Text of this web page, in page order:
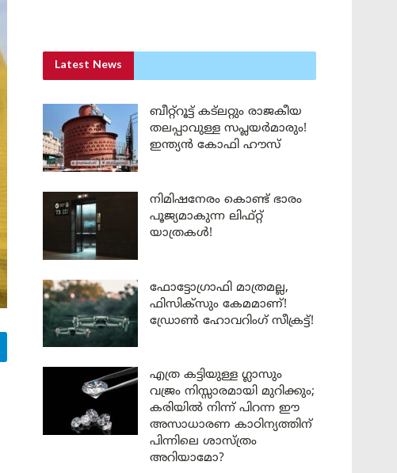
Latest News
ബീറ്റ്‌റൂട്ട് കട്‌ലറ്റും രാജകീയ
തലപ്പാവുള്ള സപ്ലയർമാരും!
ഇന്ത്യൻ കോഫി ഹൗസ്
നിമിഷനേരം കൊണ്ട് ഭാരം
പൂജ്യമാകുന്ന ലിഫ്റ്റ്
യാത്രകൾ!
ഫോട്ടോഗ്രാഫി മാത്രമല്ല,
ഫിസിക്സും കേമമാണ്!
ഡ്രോൺ ഹോവറിംഗ് സീക്രട്ട്!
എത്ര കട്ടിയുള്ള ഗ്ലാസും
വജ്രം നിസ്സാരമായി മുറിക്കും;
കരിയിൽ നിന്ന് പിറന്ന ഈ
അസാധാരണ കാഠിന്യത്തിന്
പിന്നിലെ ശാസ്ത്രം
അറിയാമോ?